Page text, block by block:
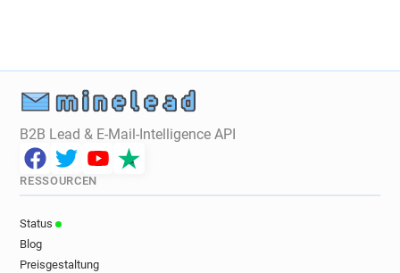
B2B Lead & E-Mail-Intelligence API
RESSOURCEN
Status
Blog
Preisgestaltung